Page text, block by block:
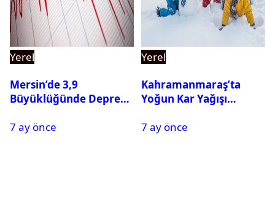
Yerel
Mersin’de 3,9
Büyüklüğünde Deprem
7 ay önce
Yerel
Kahramanmaraş’ta
Yoğun Kar Yağışı
Tatil
7 ay önce